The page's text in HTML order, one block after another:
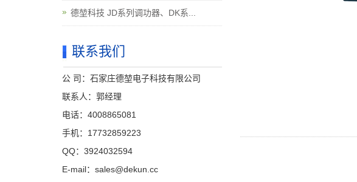
德堃科技 JD系列调功器、DK系...
联系我们
公 司：石家庄德堃电子科技有限公司
联系人：郭经理
电话：4008865081
手机：17732859223
QQ：3924032594
E-mail：sales@dekun.cc